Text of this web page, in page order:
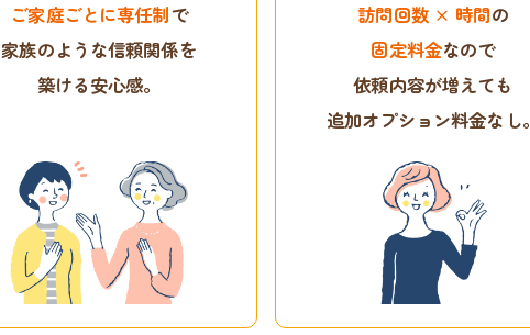
ご家庭ごとに専任制で
家族のような信頼関係を
築ける安心感。
訪問回数 × 時間の
固定料金なので
依頼内容が増えても
追加オプション料金なし。